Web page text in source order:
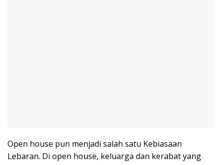
Open house pun menjadi salah satu Kebiasaan
Lebaran. Di open house, keluarga dan kerabat yang